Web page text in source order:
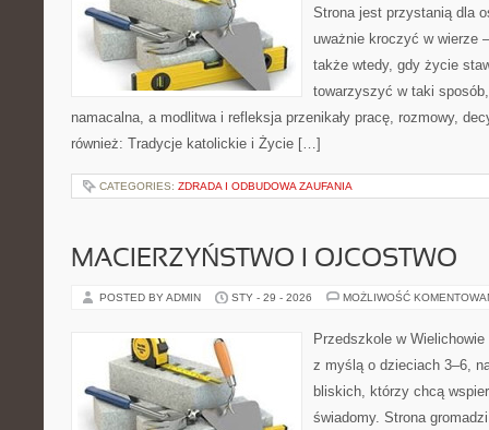
Strona jest przystanią dla
uważnie kroczyć w wierze
także wtedy, gdy życie
towarzyszyć w taki
namacalna, a modlitwa i refleksja przenikały pracę, rozmowy,
również: Tradycje katolickie i Życie […]
CATEGORIES: ZDRADA I ODBUDOWA ZAUFANIA
MACIERZYŃSTWO I OJCOSTWO
POSTED BY ADMIN STY - 29 - 2026 MOŻLIWOŚĆ
Przedszkole w
z myślą o dzieciach 3–6,
bliskich, którzy chcą
świadomy. Strona